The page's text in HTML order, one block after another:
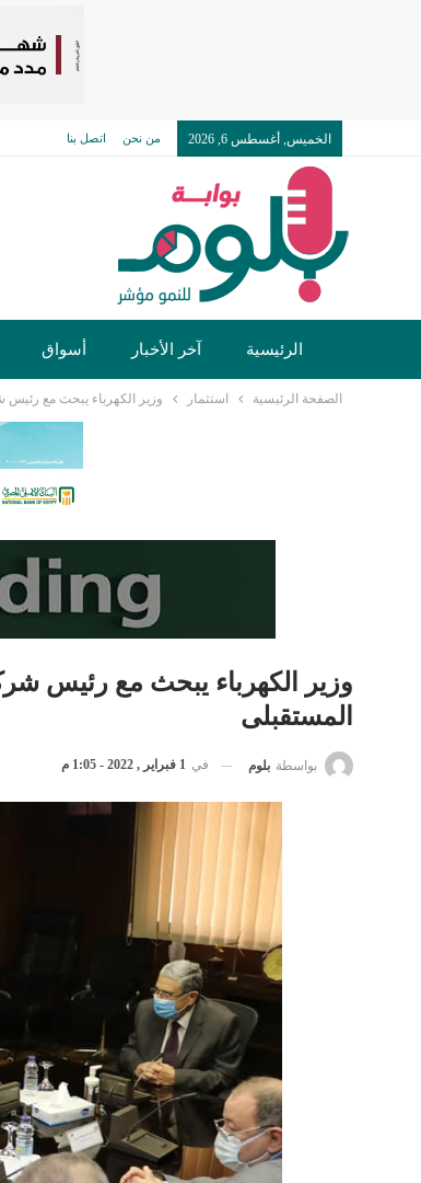
الخميس, أغسطس 6, 2026 من نحن اتصل بنا
الرئيسية آخر الأخبار أسواق
الصفحة الرئيسية استثمار وزير الكهرباء يبحث مع رئيس
وزير الكهرباء يبحث مع رئيس
المستقبلى
بواسطة بلوم في 1 فبراير , 2022 - 1:05 م